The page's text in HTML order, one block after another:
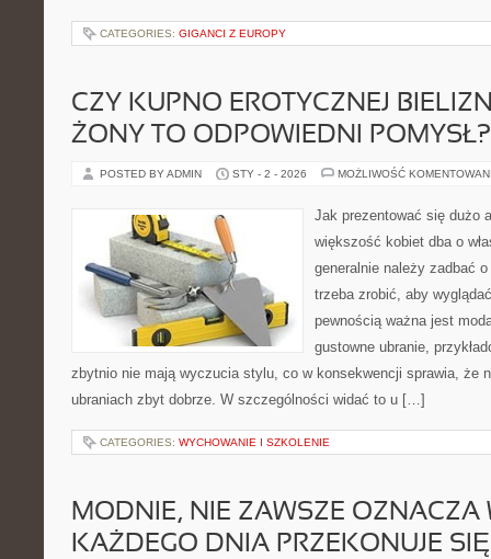
CATEGORIES: GIGANCI Z EUROPY
CZY KUPNO EROTYCZNEJ
ŻONY TO ODPOWIEDNI POMYSŁ?
POSTED BY ADMIN STY - 2 - 2026 MOŻLIWOŚĆ
Jak prezentować się dużo
większość kobiet dba o
generalnie należy zadbać
trzeba zrobić, aby
pewnością ważna jest
gustowne ubranie,
zbytnio nie mają wyczucia stylu, co w konsekwencji sprawia, że
ubraniach zbyt dobrze. W szczególności widać to u […]
CATEGORIES: WYCHOWANIE I SZKOLENIE
MODNIE, NIE ZAWSZE OZNACZA
KAŻDEGO DNIA PRZEKONUJE